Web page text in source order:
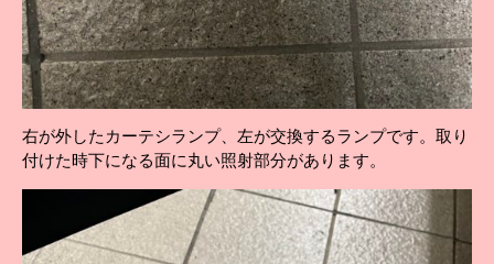
右が外したカーテシランプ、左が交換するランプです。取り
付けた時下になる面に丸い照射部分があります。